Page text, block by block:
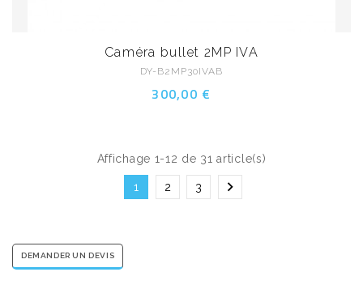
Caméra bullet 2MP IVA
DY-B2MP30IVAB
300,00 €
Affichage 1-12 de 31 article(s)
1 2 3 
DEMANDER UN DEVIS